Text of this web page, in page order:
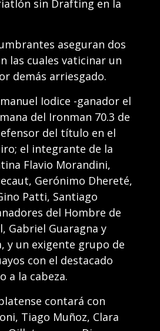
sin Drafting en la
aseguran dos
las cuales vaticinar un
demás arriesgado.
Iodice -ganador el
del Ironman 70.3 de
del título en el
el integrante de la
Flavio Morandini,
Gerónimo Dhereté,
Patti, Santiago
del Hombre de
Gabriel Guaragna y
y un exigente grupo de
con el destacado
a la cabeza.
contará con
Tiago Muñoz, Clara